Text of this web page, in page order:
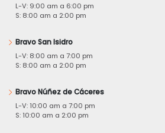
L-V: 9:00 am a 6:00 pm
S: 8:00 am a 2:00 pm
Bravo San Isidro
L-V: 8:00 am a 7:00 pm
S: 8:00 am a 2:00 pm
Bravo Núñez de Cáceres
L-V: 10:00 am a 7:00 pm
S: 10:00 am a 2:00 pm